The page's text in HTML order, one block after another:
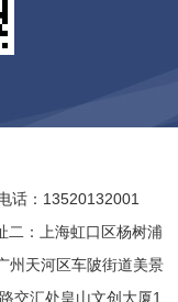
话：13520132001
二：上海虹口区杨树浦
州天河区车陂街道美景
交汇处皇山文创大厦1